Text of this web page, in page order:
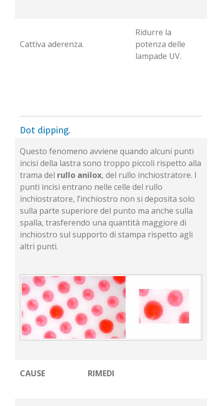
Cattiva aderenza.
Ridurre la
potenza delle
lampade UV.
Dot dipping.
Questo fenomeno avviene quando alcuni punti
incisi della lastra sono troppo piccoli rispetto alla
trama del rullo anilox, del rullo inchiostratore. I
punti incisi entrano nelle celle del rullo
inchiostratore, l’inchiostro non si deposita solo
sulla parte superiore del punto ma anche sulla
spalla, trasferendo una quantità maggiore di
inchiostro sul supporto di stampa rispetto agli
altri punti.
CAUSE RIMEDI